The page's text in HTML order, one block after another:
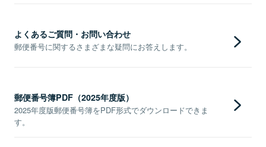
よくあるご質問・お問い合わせ
郵便番号に関するさまざまな疑問にお答えします。
郵便番号簿PDF（2025年度版）
2025年度版郵便番号簿をPDF形式でダウンロードできま
す。